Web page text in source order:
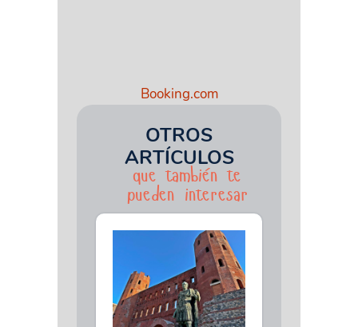
Booking.com
OTROS
ARTÍCULOS
que también te
pueden interesar